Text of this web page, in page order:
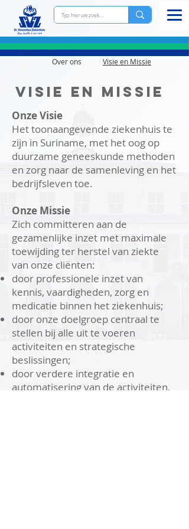
Over ons Visie en Missie
Visie en Missie
Onze Visie
Het toonaangevende ziekenhuis te
zijn in Suriname, met het oog op
duurzame geneeskunde methoden
en zorg naar de samenleving en het
bedrijfsleven toe.
Onze Missie
Zich committeren aan de
gezamenlijke inzet met maximale
toewijding ter herstel van ziekte
van onze cliënten:
door professionele inzet van
kennis, vaardigheden, zorg en
medicatie binnen het ziekenhuis;
door onze doelgroep centraal te
stellen bij alle uit te voeren
activiteiten en strategische
beslissingen;
door verdere integratie en
automatisering van de activiteiten,